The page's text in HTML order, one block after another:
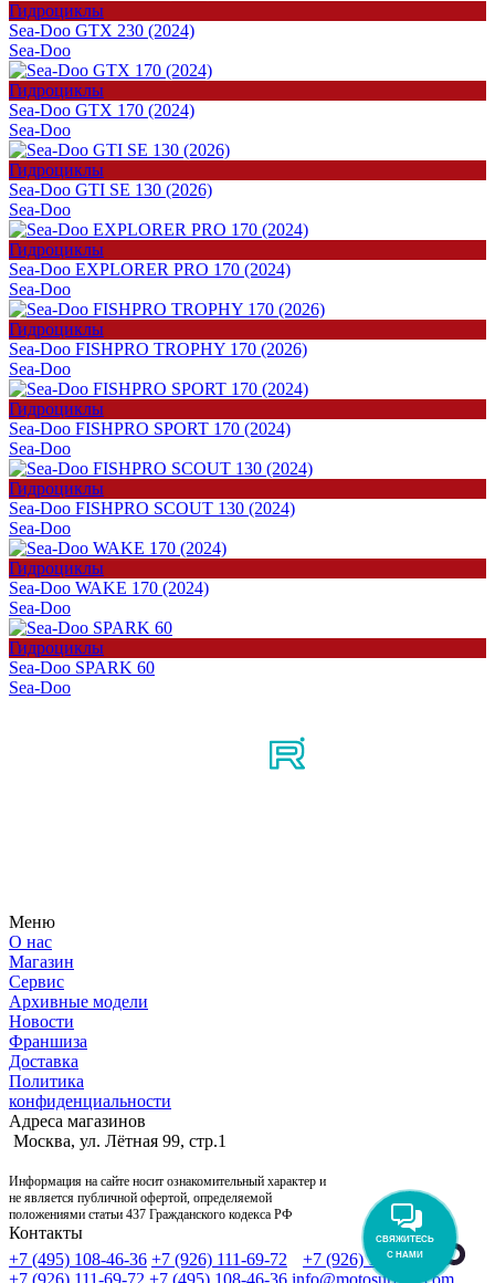
Гидроциклы
Sea-Doo GTX 230 (2024)
Sea-Doo
Гидроциклы
Sea-Doo GTX 170 (2024)
Sea-Doo
Гидроциклы
Sea-Doo GTI SE 130 (2026)
Sea-Doo
Гидроциклы
Sea-Doo EXPLORER PRO 170 (2024)
Sea-Doo
Гидроциклы
Sea-Doo FISHPRO TROPHY 170 (2026)
Sea-Doo
Гидроциклы
Sea-Doo FISHPRO SPORT 170 (2024)
Sea-Doo
Гидроциклы
Sea-Doo FISHPRO SCOUT 130 (2024)
Sea-Doo
Гидроциклы
Sea-Doo WAKE 170 (2024)
Sea-Doo
Гидроциклы
Sea-Doo SPARK 60
Sea-Doo
Меню
О нас
Магазин
Сервис
Архивные модели
Новости
Франшиза
Доставка
Политика
конфиденциальности
Адреса магазинов
Москва, ул. Лётная 99, стр.1
Информация на сайте носит ознакомительный характер и
не является публичной офертой, определяемой
положениями статьи 437 Гражданского кодекса РФ
Контакты
+7 (495) 108-46-36 +7 (926) 111-69-72
+7 (926) 111-69-72
+7 (926) 111-69-72 +7 (495) 108-46-36 info@motosurfing.com
СВЯЖИТЕСЬ
С НАМИ